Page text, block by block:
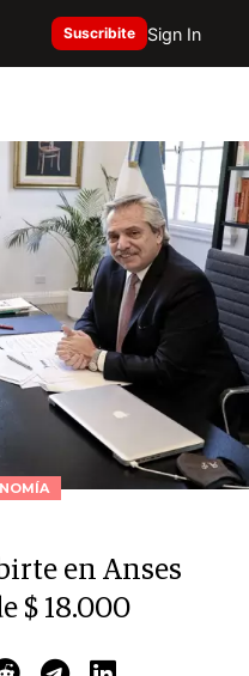
Suscribite Sign In
en Anses
$ 18.000